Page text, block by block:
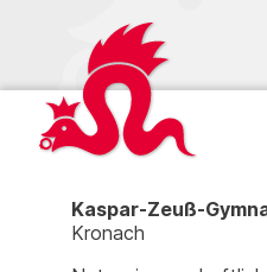
Kaspar-Zeuß-
Kronach